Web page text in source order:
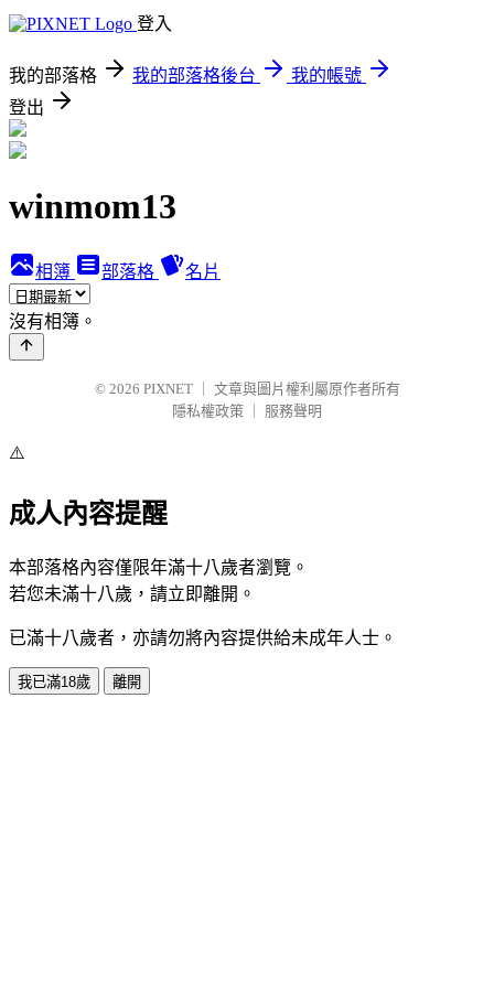
登入
我的部落格 我的部落格後台
我的帳號
登出
winmom13
相簿 部落格 名片
沒有相簿。
© 2026 PIXNET
文章與圖片權利屬原作者所有
隱私權政策
服務聲明
⚠️
成人內容提醒
本部落格內容僅限年滿十八歲者瀏覽。
若您未滿十八歲，請立即離開。
已滿十八歲者，亦請勿將內容提供給未成年人士。
我已滿18歲 離開